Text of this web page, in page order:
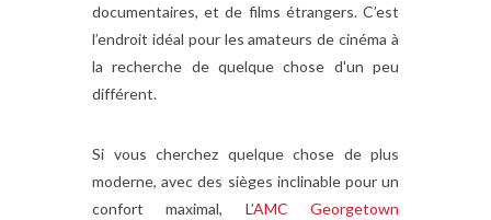
documentaires, et de films étrangers. C’est
l’endroit idéal pour les amateurs de cinéma à
la recherche de quelque chose d'un peu
différent.
Si vous cherchez quelque chose de plus
moderne, avec des sièges inclinable pour un
confort maximal, L’AMC Georgetown